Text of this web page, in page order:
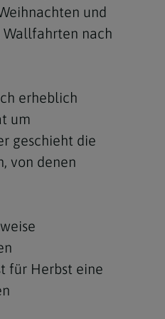
und
Wallfahrten nach
erheblich
um
geschieht die
von denen
für Herbst eine